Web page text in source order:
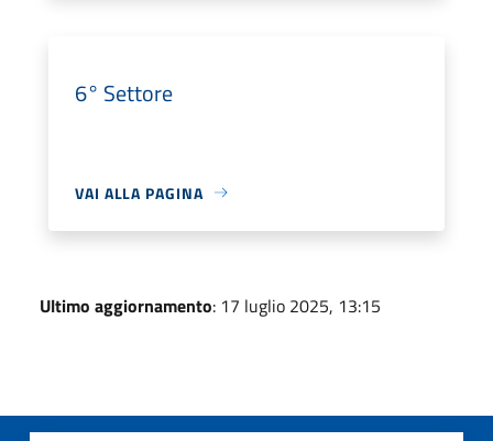
6° Settore
VAI ALLA PAGINA
Ultimo aggiornamento: 17 luglio 2025, 13:15